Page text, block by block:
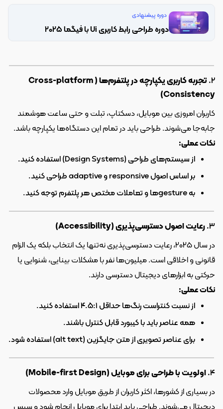
دوره پیشنهادی
دوره طراحی رابط کاربری Ui با فیگما 2025
۲.
تجربه کاربری یکپارچه در پلتفرم‌ها (Cross-platform
Consistency)
جابه‌جا می‌شوند. طراحی باید در تمام این دستگاه‌ها یکپارچه باشد.
نکات عملی:
از سیستم‌های طراحی (Design Systems) استفاده کنید.
بر اساس اصول responsive و adaptive طراحی کنید.
به gestureها و تعاملات مختص هر پلتفرم توجه کنید.
۳. رعایت اصول دسترسی‌پذیری (Accessibility)
حرکتی به ابزارهای دیجیتال دسترسی دارند.
نکات عملی:
از نسبت کنتراست رنگ‌ها حداقل ۴.۵:۱ استفاده کنید.
همه عناصر باید با کیبورد قابل کنترل باشند.
برای عناصر تصویری از متن جایگزین (alt text) استفاده شود.
۴. اولویت با طراحی برای موبایل (Mobile-first Design)